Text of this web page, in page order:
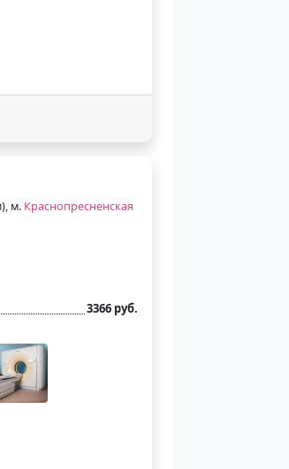
м. Краснопресненская
3366 руб.